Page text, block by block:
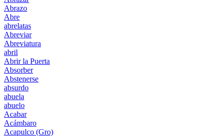
Abrazo
Abre
abrelatas
Abreviar
Abreviatura
abril
Abrir la Puerta
Absorber
Abstenerse
absurdo
abuela
abuelo
Acabar
Acámbaro
Acapulco (Gro)